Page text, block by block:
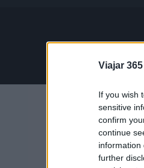
Viajar 365
If you wish
sensitive
confirm
continue
information
further